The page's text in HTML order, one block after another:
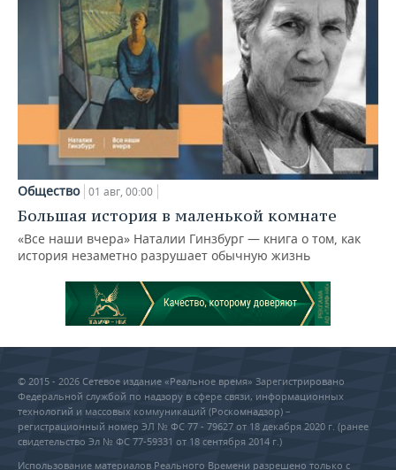
Общество 01 авг, 00:00
Большая история в маленькой комнате
«Все наши вчера» Наталии Гинзбург — книга о том, как
история незаметно разрушает обычную жизнь
© 2015 - 2026 Сетевое издание «Реальное время» Зарегистрировано
Федеральной службой по надзору в сфере связи, информационных
технологий и массовых коммуникаций (Роскомнадзор) –
регистрационный номер ЭЛ № ФС 77 - 79627 от 18 декабря 2020 г. (ранее
свидетельство Эл № ФС 77-59331 от 18 сентября 2014 г.)
Использование материалов Реального Времени разрешено только с